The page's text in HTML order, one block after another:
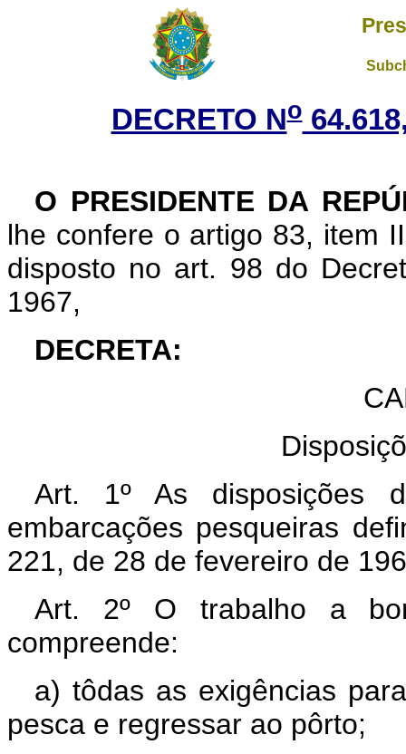
DECRETO No
O PRESIDENTE DA
lhe confere o artigo 83, item
disposto no art. 98 do
1967,
DECRETA:
Art. 1º As disposições
embarcações pesqueiras
221, de 28 de fevereiro de
Art. 2º O trabalho a
compreende:
a) tôdas as exigências
pesca e regressar ao pôrto;